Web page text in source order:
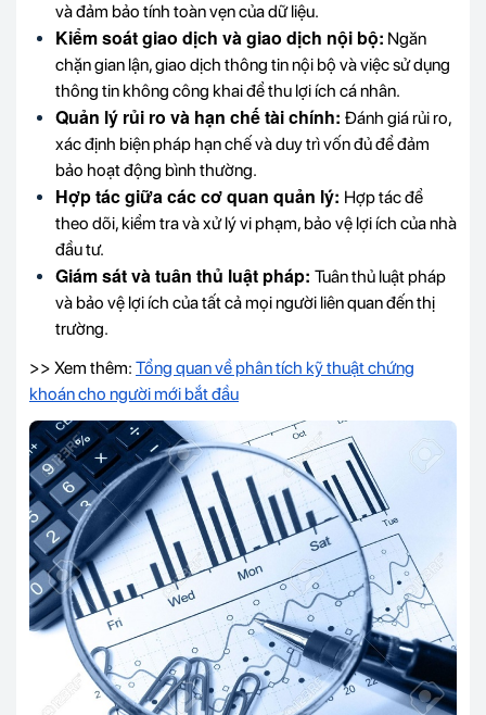
và đảm bảo tính toàn vẹn của dữ liệu.
Kiểm soát giao dịch và giao dịch nội bộ: Ngăn
chặn gian lận, giao dịch thông tin nội bộ và việc sử dụng
thông tin không công khai để thu lợi ích cá nhân.
Quản lý rủi ro và hạn chế tài chính: Đánh giá rủi ro,
xác định biện pháp hạn chế và duy trì vốn đủ để đảm
bảo hoạt động bình thường.
Hợp tác giữa các cơ quan quản lý: Hợp tác để
theo dõi, kiểm tra và xử lý vi phạm, bảo vệ lợi ích của nhà
đầu tư.
Giám sát và tuân thủ luật pháp: Tuân thủ luật pháp
và bảo vệ lợi ích của tất cả mọi người liên quan đến thị
trường.
>> Xem thêm: Tổng quan về phân tích kỹ thuật chứng
khoán cho người mới bắt đầu